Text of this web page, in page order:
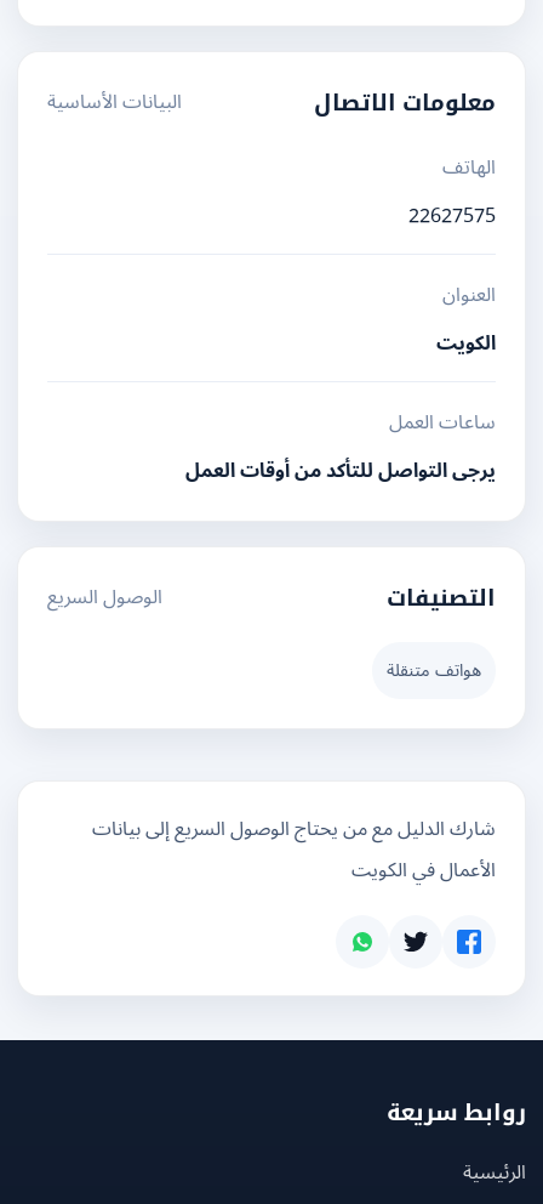
معلومات الاتصال
البيانات الأساسية
الهاتف
22627575
العنوان
الكويت
ساعات العمل
يرجى التواصل للتأكد من أوقات العمل
التصنيفات الوصول السريع
هواتف متنقلة
شارك الدليل مع من يحتاج الوصول السريع إلى بيانات
الأعمال في الكويت
سريعة